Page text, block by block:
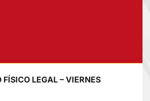
LEGAL – VIERNES